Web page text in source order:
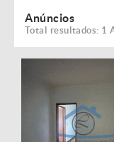
Anúncios
Total resultados: 1